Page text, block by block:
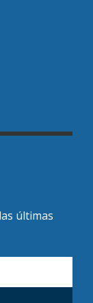
últimas